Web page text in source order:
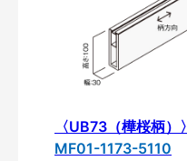
〈UB73（樺桜柄）〉
MF01-1173-5110